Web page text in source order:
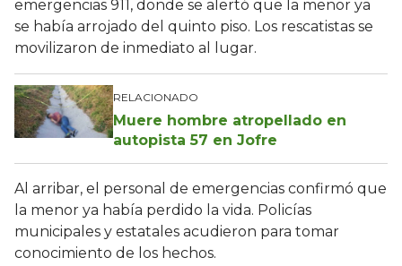
emergencias 911, donde se alertó que la menor ya
se había arrojado del quinto piso. Los rescatistas se
movilizaron de inmediato al lugar.
RELACIONADO
Muere hombre atropellado en
autopista 57 en Jofre
Al arribar, el personal de emergencias confirmó que
la menor ya había perdido la vida. Policías
municipales y estatales acudieron para tomar
conocimiento de los hechos.